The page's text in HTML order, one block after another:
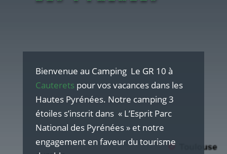
Bienvenue au Camping Le GR 10 à
Cauterets pour vos vacances dans les
Hautes Pyrénées. Notre camping 3
étoiles s’inscrit dans « L’Esprit Parc
National des Pyrénées » et notre
engagement en faveur du tourisme